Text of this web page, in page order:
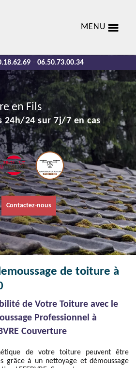
MENU
- 06.50.73.00.34
en Fils
24h/24 sur 7j/7 en cas
Contactez-nous
de toiture à
de Votre Toiture avec le
Professionnel à
Couverture
de votre toiture peuvent être
grâce à un nettoyage et démoussage